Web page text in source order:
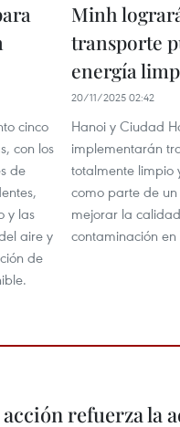
cinco
con los
de
y las
aire y
de
Minh
transporte
energía
20/11/2025 02:42
Hanoi y Ciudad
implementarán
totalmente limpio
como parte de
mejorar la
contaminación en
refuerza la